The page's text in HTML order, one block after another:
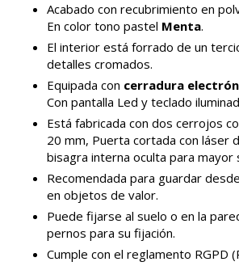
Acabado con recubrimiento en
En color tono pastel Menta.
El interior está forrado de un
detalles cromados.
Equipada con cerradura
Con pantalla Led y teclado
Está fabricada con dos cerrojos
20 mm, Puerta cortada con láser
bisagra interna oculta para mayor
Recomendada para guardar
en objetos de valor.
Puede fijarse al suelo o en la
pernos para su fijación.
Cumple con el reglamento RGPD